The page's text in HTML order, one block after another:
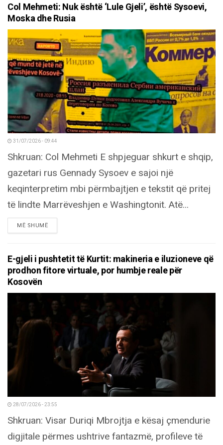
Col Mehmeti: Nuk është ‘Lule Gjeli’, është Sysoevi,
Moska dhe Rusia
31/07/2026 - 09:44
Shkruan: Col Mehmeti E shpjeguar shkurt e shqip,
gazetari rus Gennady Sysoev e sajoi një
keqinterpretim mbi përmbajtjen e tekstit që pritej
të lindte Marrëveshjen e Washingtonit. Atë...
MË SHUMËDETAILS
E-gjeli i pushtetit të Kurtit: makineria e iluzioneve që
prodhon fitore virtuale, por humbje reale për
Kosovën
28/07/2026 - 23:55
Shkruan: Visar Duriqi Mbrojtja e kësaj çmendurie
digjitale përmes ushtrive fantazmë, profileve të